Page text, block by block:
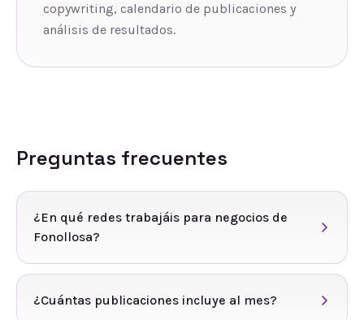
copywriting, calendario de publicaciones y
análisis de resultados.
Preguntas frecuentes
¿En qué redes trabajáis para negocios de
Fonollosa?
¿Cuántas publicaciones incluye al mes?